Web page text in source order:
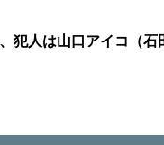
犯人は山口アイコ（石